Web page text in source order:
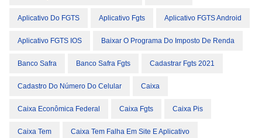
Aplicativo Do FGTS Aplicativo Fgts Aplicativo FGTS Android
Aplicativo FGTS IOS Baixar O Programa Do Imposto De Renda
Banco Safra Banco Safra Fgts Cadastrar Fgts 2021
Cadastro Do Número Do Celular Caixa
Caixa Econômica Federal Caixa Fgts Caixa Pis
Caixa Tem Caixa Tem Falha Em Site E Aplicativo